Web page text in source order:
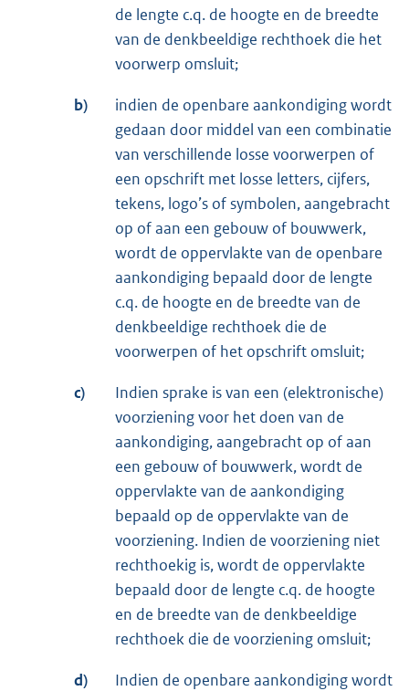
de lengte c.q. de hoogte en de breedte
van de denkbeeldige rechthoek die het
voorwerp omsluit;
b)
indien de openbare aankondiging wordt
gedaan door middel van een combinatie
van verschillende losse voorwerpen of
een opschrift met losse letters, cijfers,
tekens, logo’s of symbolen, aangebracht
op of aan een gebouw of bouwwerk,
wordt de oppervlakte van de openbare
aankondiging bepaald door de lengte
c.q. de hoogte en de breedte van de
denkbeeldige rechthoek die de
voorwerpen of het opschrift omsluit;
c)
Indien sprake is van een (elektronische)
voorziening voor het doen van de
aankondiging, aangebracht op of aan
een gebouw of bouwwerk, wordt de
oppervlakte van de aankondiging
bepaald op de oppervlakte van de
voorziening. Indien de voorziening niet
rechthoekig is, wordt de oppervlakte
bepaald door de lengte c.q. de hoogte
en de breedte van de denkbeeldige
rechthoek die de voorziening omsluit;
d)
Indien de openbare aankondiging wordt